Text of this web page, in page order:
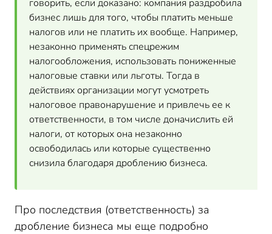
говорить, если доказано: компания раздробила
бизнес лишь для того, чтобы платить меньше
налогов или не платить их вообще. Например,
незаконно применять спецрежим
налогообложения, использовать пониженные
налоговые ставки или льготы. Тогда в
действиях организации могут усмотреть
налоговое правонарушение и привлечь ее к
ответственности, в том числе доначислить ей
налоги, от которых она незаконно
освободилась или которые существенно
снизила благодаря дроблению бизнеса.
Про последствия (ответственность) за
дробление бизнеса мы еще подробно